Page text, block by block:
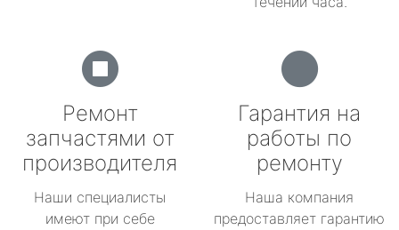
Ремонт
запчастями от
производителя
Наши специалисты
имеют при себе
Гарантия на
работы по
ремонту
Наша компания
предоставляет гарантию